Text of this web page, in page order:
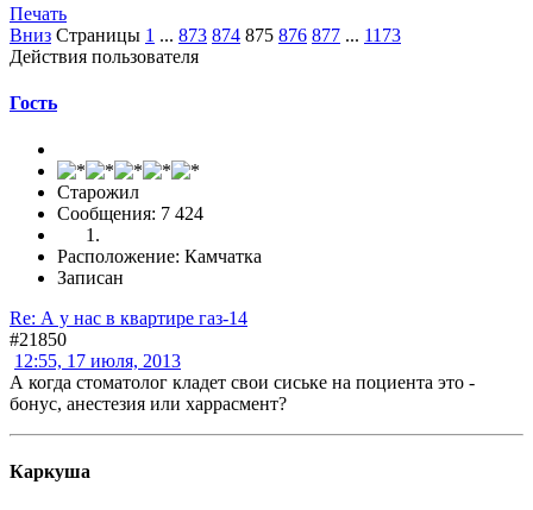
Печать
Вниз Страницы 1 ... 873 874 875 876 877 ... 1173
Действия пользователя
Гоcть
Старожил
Сообщения: 7 424
Расположение: Камчатка
Записан
Re: А у нас в квартире газ-14
#21850
12:55, 17 июля, 2013
А когда стоматолог кладет свои сиське на поциента это -
бонус, анестезия или харрасмент?
Каркуша